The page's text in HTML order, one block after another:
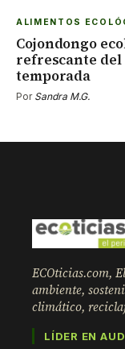
ALIMENTOS
Cojondongo
refrescante
temporada
Por Sandra M.G.
ECOticias.com,
ambiente,
climático,
LÍDER EN